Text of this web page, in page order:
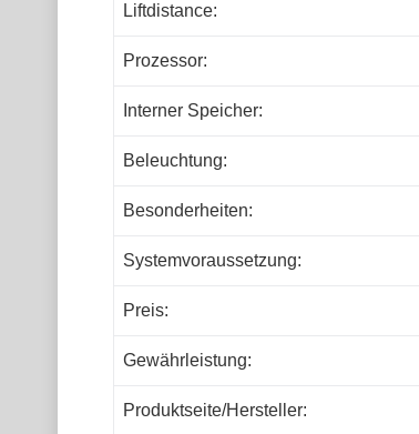
Liftdistance:
Prozessor:
Interner Speicher:
Beleuchtung:
Besonderheiten:
Systemvoraussetzung:
Preis:
Gewährleistung:
Produktseite/Hersteller: